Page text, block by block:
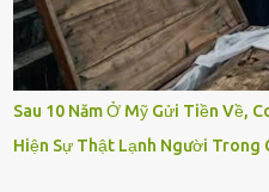
Sau 10 Năm Ở Mỹ Gửi Tiền Về,
Hiện Sự Thật Lạnh Người Trong